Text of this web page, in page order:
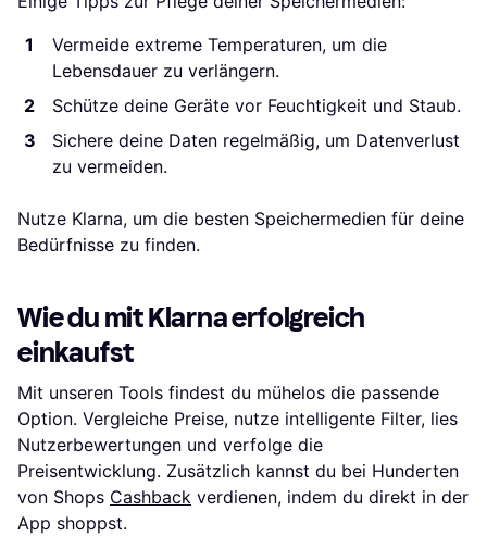
Vermeide extreme Temperaturen, um die
Lebensdauer zu verlängern.
Schütze deine Geräte vor Feuchtigkeit und Staub.
Sichere deine Daten regelmäßig, um Datenverlust
zu vermeiden.
Nutze Klarna, um die besten Speichermedien für deine
Bedürfnisse zu finden.
Wie du mit Klarna erfolgreich
einkaufst
Mit unseren Tools findest du mühelos die passende
Option. Vergleiche Preise, nutze intelligente Filter, lies
Nutzerbewertungen und verfolge die
Preisentwicklung. Zusätzlich kannst du bei Hunderten
von Shops Cashback verdienen, indem du direkt in der
App shoppst.